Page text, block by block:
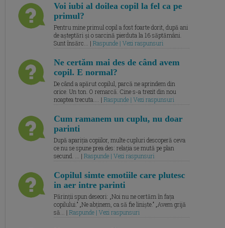
Voi iubi al doilea copil la fel ca pe
primul?
Pentru mine primul copil a fost foarte dorit, după ani
de așteptări și o sarcină pierduta la 16 săptămâni.
Sunt însărc... | Raspunde | Vezi raspunsuri
Ne certăm mai des de când avem
copil. E normal?
De când a apărut copilul, parcă ne aprindem din
orice. Un ton. O remarcă. Cine s-a trezit din nou
noaptea trecuta.... | Raspunde | Vezi raspunsuri
Cum ramanem un cuplu, nu doar
parinti
După apariția copiilor, multe cupluri descoperă ceva
ce nu se spune prea des: relația se mută pe plan
secund. ... | Raspunde | Vezi raspunsuri
Copilul simte emotiile care plutesc
in aer intre parinti
Părinții spun deseori: „Noi nu ne certăm în fața
copilului.” „Ne abținem, ca să fie liniște.” „Avem grijă
să... | Raspunde | Vezi raspunsuri